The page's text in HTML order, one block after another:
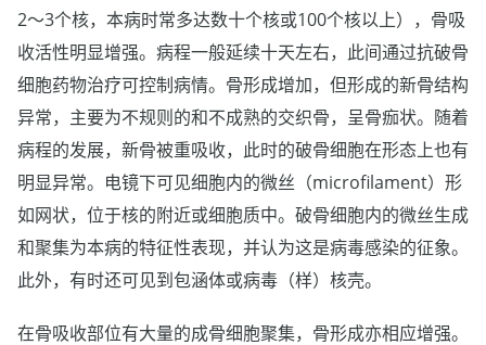
2～3个核，本病时常多达数十个核或100个核以上），骨吸
收活性明显增强。病程一般延续十天左右，此间通过抗破骨
细胞药物治疗可控制病情。骨形成增加，但形成的新骨结构
异常，主要为不规则的和不成熟的交织骨，呈骨痂状。随着
病程的发展，新骨被重吸收，此时的破骨细胞在形态上也有
明显异常。电镜下可见细胞内的微丝（microfilament）形
如网状，位于核的附近或细胞质中。破骨细胞内的微丝生成
和聚集为本病的特征性表现，并认为这是病毒感染的征象。
此外，有时还可见到包涵体或病毒（样）核壳。
在骨吸收部位有大量的成骨细胞聚集，骨形成亦相应增强。